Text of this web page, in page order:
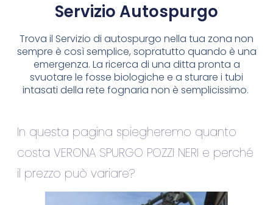
Servizio Autospurgo
Trova il Servizio di autospurgo nella tua zona non
sempre è così semplice, sopratutto quando è una
emergenza. La ricerca di una ditta pronta a
svuotare le fosse biologiche e a sturare i tubi
intasati della rete fognaria non è semplicissimo.
In questa pagina spiegheremo quanto
costa VERONA SPURGO POZZI NERI e perché
il prezzo può variare?